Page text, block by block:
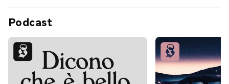
Podcast